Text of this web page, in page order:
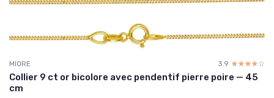
MIORE 3.9 ☆☆☆☆☆
★★★★★
Collier 9 ct or bicolore avec pendentif pierre poire — 45
cm